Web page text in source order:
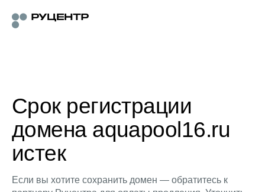
Срок регистрации
домена aquapool16.ru
истек
Если вы хотите сохранить домен — обратитесь к